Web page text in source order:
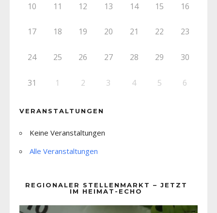
10 11 12 13 14 15 16
17 18 19 20 21 22 23
24 25 26 27 28 29 30
31 1 2 3 4 5 6
VERANSTALTUNGEN
Keine Veranstaltungen
Alle Veranstaltungen
REGIONALER STELLENMARKT – JETZT
IM HEIMAT-ECHO